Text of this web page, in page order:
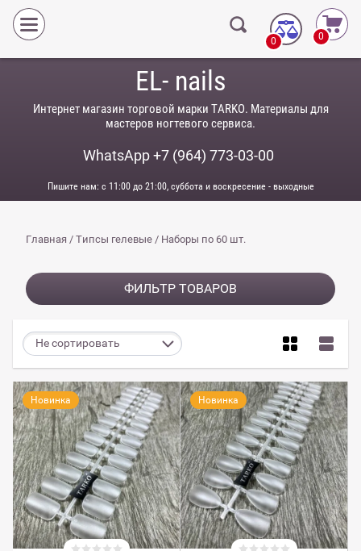
0
0
EL- nails
Интернет магазин торговой марки TARKO. Материалы для
мастеров ногтевого сервиса.
WhatsApp +7 (964) 773-03-00
Пишите нам: с 11:00 до 21:00, суббота и воскресение - выходные
Главная / Типсы гелевые / Наборы по 60 шт.
ФИЛЬТР ТОВАРОВ
Не сортировать
Новинка Новинка